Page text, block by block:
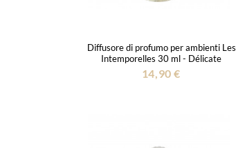
Diffusore di profumo per ambienti Les
Intemporelles 30 ml - Délicate
Verveine
14,90 €